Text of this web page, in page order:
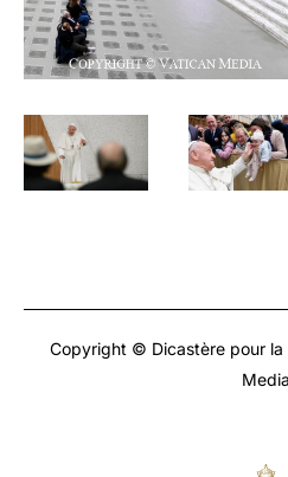
Copyright © Dicastère pour la
Media